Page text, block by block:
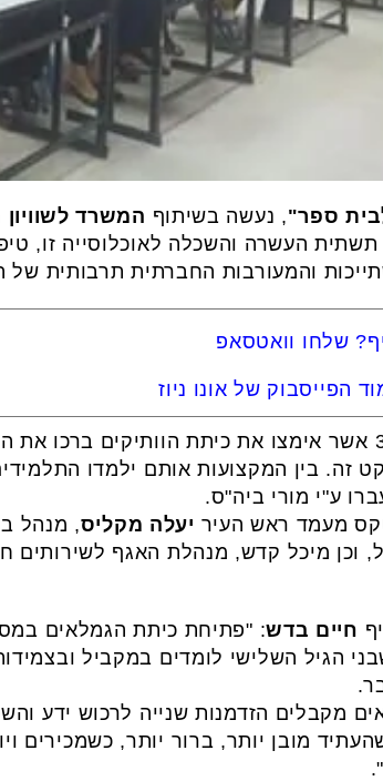
ספר", נעשה בשיתוף המשרד
תשתית העשרה והשכלה לאוכלוסייה זו,
והמעורבות החברתית תרבותית של
שלחו וואטסאפ
הפייסבוק של אונו ניוז
תלמידי כיתה י"ב 3 אשר אימצו את כיתת
זה. בין המקצועות אותם ילמדו
ע"י מורי ביה"ס.
מעמד ראש העיר יעלה מקליס, מנהל
וכן מיכל קדש, מנהלת האגף לשירותים
חיים בדש: "פתיחת כיתת הגמלאים
הגיל השלישי לומדים במקביל
מקבלים הזדמנות שנייה לרכוש ידע
מובן יותר, ברור יותר, כשמכירים